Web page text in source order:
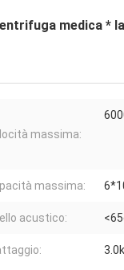
medica *
massima:
massima:
acustico: